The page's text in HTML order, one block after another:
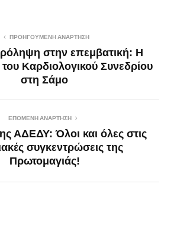
ΠΡΟΗΓΟΎΜΕΝΗ ΑΝΆΡΤΗΣΗ
στην επεμβατική: Η
Καρδιολογικού Συνεδρίου
στη Σάμο
ΕΠΌΜΕΝΗ ΑΝΆΡΤΗΣΗ
ΑΔΕΔΥ: Όλοι και όλες στις
συγκεντρώσεις της
Πρωτομαγιάς!